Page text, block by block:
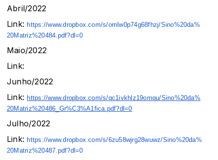
Abril/2022
Link: https://www.dropbox.com/s/omlw0p74g68fhzj/Sino%20da%
20Matriz%20484.pdf?dl=0
Maio/2022
Link:
Junho/2022
Link: https://www.dropbox.com/s/qc1ivkhlz19omqu/Sino%20da%
20Matriz%20486_Gr%C3%A1fica.pdf?dl=0
Julho/2022
Link: https://www.dropbox.com/s/6zu58wjrg28wuwz/Sino%20da%
20Matriz%20487.pdf?dl=0